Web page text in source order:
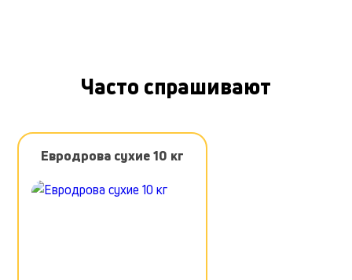
Часто спрашивают
Евродрова сухие 10 кг